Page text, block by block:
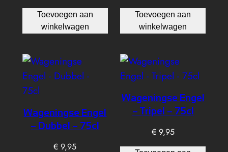
Toevoegen aan
winkelwagen
Toevoegen aan
winkelwagen
Wageningse Engel
– Dubbel – 75cl
€ 9,95
Wageningse Engel
– Tripel – 75cl
€9,95